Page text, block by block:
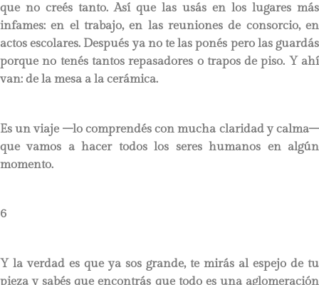
que no creés tanto. Así que las usás en los lugares más
infames: en el trabajo, en las reuniones de consorcio, en
actos escolares. Después ya no te las ponés pero las guardás
porque no tenés tantos repasadores o trapos de piso. Y ahí
van: de la mesa a la cerámica.
Es un viaje –lo comprendés con mucha claridad y calma–
que vamos a hacer todos los seres humanos en algún
momento.
6
Y la verdad es que ya sos grande, te mirás al espejo de tu
pieza y sabés que encontrás que todo es una aglomeración